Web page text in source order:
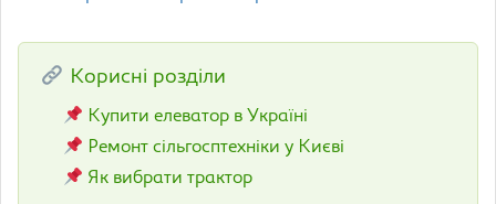
Корисні розділи
Купити елеватор в Україні
Ремонт сільгосптехніки у Києві
Як вибрати трактор